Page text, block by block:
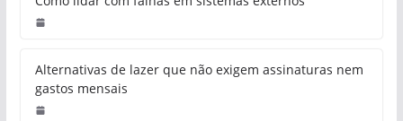
Alternativas de lazer que não exigem assinaturas nem
gastos mensais